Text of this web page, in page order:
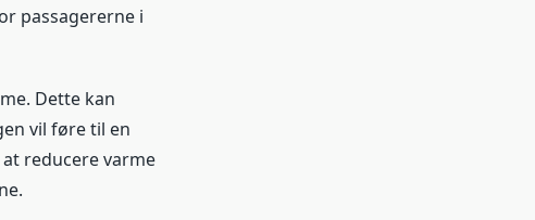
passagererne i
Dette kan
vil føre til en
reducere varme